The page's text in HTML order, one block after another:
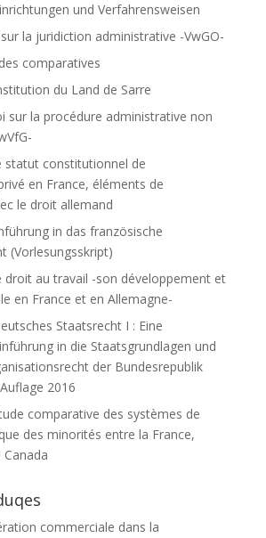
und Verfahrensweisen
sur la juridiction administrative -VwGO-
comparatives
du Land de Sarre
sur la procédure administrative non
statut constitutionnel de
en France, éléments de
le droit allemand
in das französische
(Vorlesungsskript)
droit au travail -son développement et
en France et en Allemagne-
Staatsrecht I : Eine
in die Staatsgrundlagen und
der Bundesrepublik
2016
comparative des systèmes de
des minorités entre la France,
Canada
commerciale dans la